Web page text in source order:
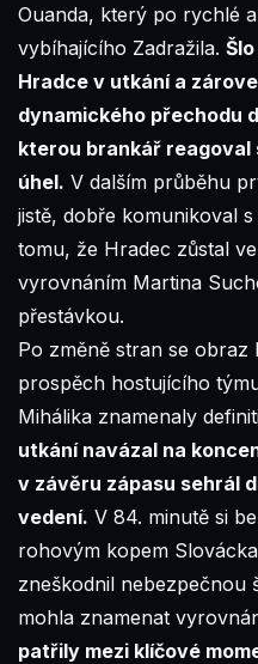
Ouanda, který po rychlé
vybíhajícího Zadražila.
Hradce v utkání a
dynamického přechodu
kterou brankář
úhel. V dalším průběhu
jistě, dobře komunikoval
tomu, že Hradec zůstal
vyrovnáním Martina
přestávkou.
Po změně stran se
prospěch hostujícího
Mihálika znamenaly
utkání navázal na
v závěru zápasu sehrál
vedení. V 84. minutě si
rohovým kopem
zneškodnil nebezpečnou
mohla znamenat
patřily mezi klíčové